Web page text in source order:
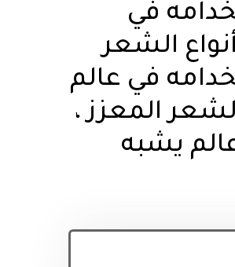
في
الشعر
في عالم
المعزز ،
يشبه